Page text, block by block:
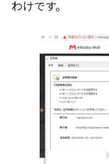
わけです。